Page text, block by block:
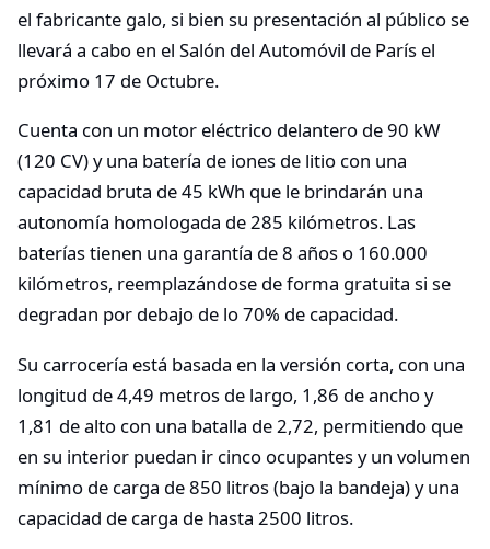
el fabricante galo, si bien su presentación al público se
llevará a cabo en el Salón del Automóvil de París el
próximo 17 de Octubre.
Cuenta con un motor eléctrico delantero de 90 kW
(120 CV) y una batería de iones de litio con una
capacidad bruta de 45 kWh que le brindarán una
autonomía homologada de 285 kilómetros. Las
baterías tienen una garantía de 8 años o 160.000
kilómetros, reemplazándose de forma gratuita si se
degradan por debajo de lo 70% de capacidad.
Su carrocería está basada en la versión corta, con una
longitud de 4,49 metros de largo, 1,86 de ancho y
1,81 de alto con una batalla de 2,72, permitiendo que
en su interior puedan ir cinco ocupantes y un volumen
mínimo de carga de 850 litros (bajo la bandeja) y una
capacidad de carga de hasta 2500 litros.